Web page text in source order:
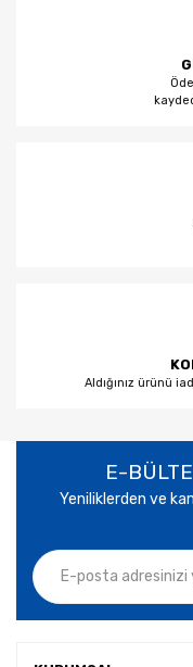
Aldığınız ürünü
E-
Yeniliklerden ve